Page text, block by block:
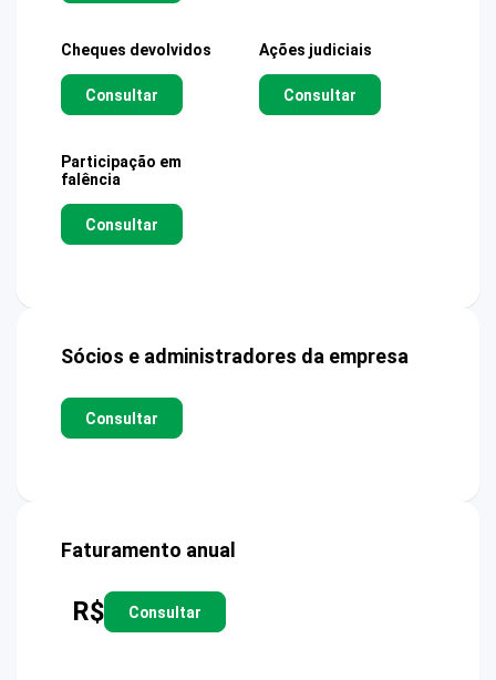
Cheques devolvidos
Consultar
Ações judiciais
Consultar
Participação em
falência
Consultar
Sócios e administradores da empresa
Consultar
Faturamento anual
R$ Consultar